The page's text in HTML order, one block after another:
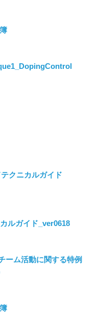
クニカルガイド
ルガイド_ver0618
ーム活動に関する特例